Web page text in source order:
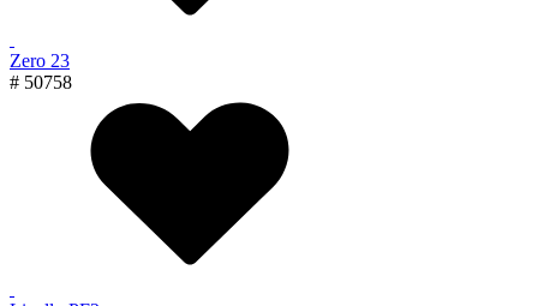
Zero 23
# 50758